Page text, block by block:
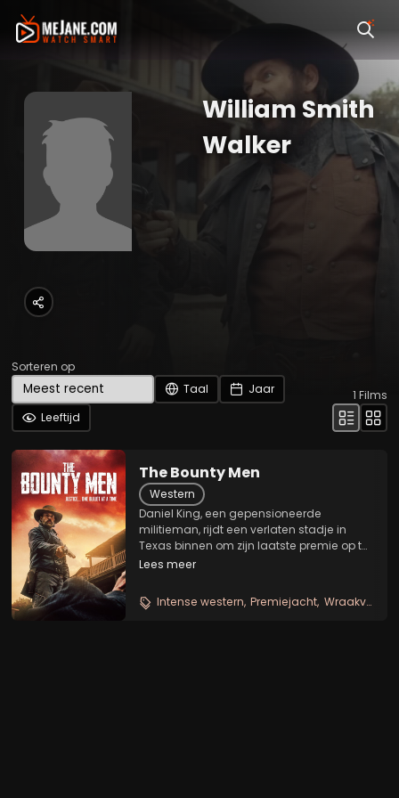
William Smith
Walker
Sorteren op
Taal
Jaar
Leeftijd
1 Films
The Bounty Men
Western
Daniel King, een gepensioneerde
militieman, rijdt een verlaten stadje in
Texas binnen om zijn laatste premie op te
sporen, een machtige oorlogsmisdadiger
Lees meer
Intense western Premiejacht Wraakverhaal